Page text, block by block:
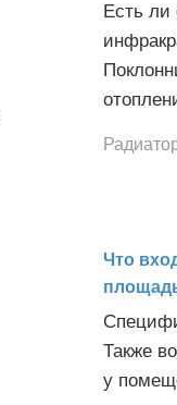
Есть ли
Что
Также
у